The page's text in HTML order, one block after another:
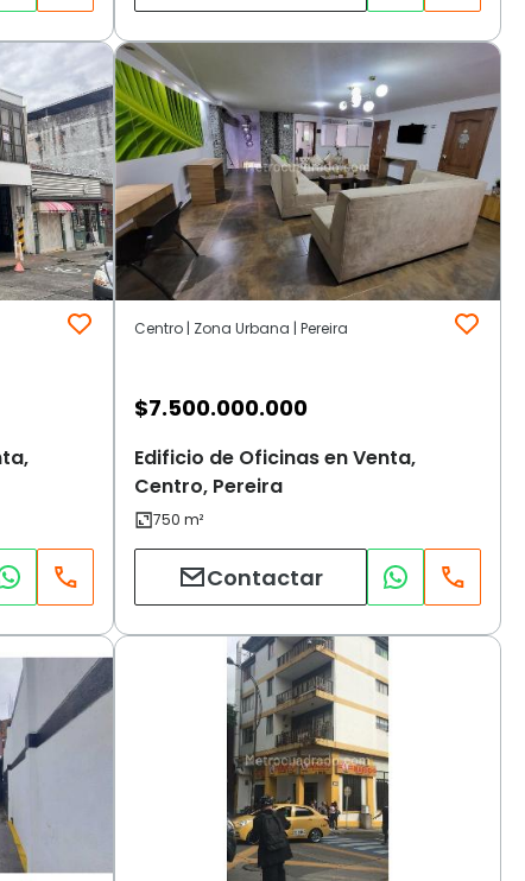
Centro | Zona Urbana | Pereira
$7.500.000.000
Edificio de Oficinas en Venta,
Centro, Pereira
Contactar